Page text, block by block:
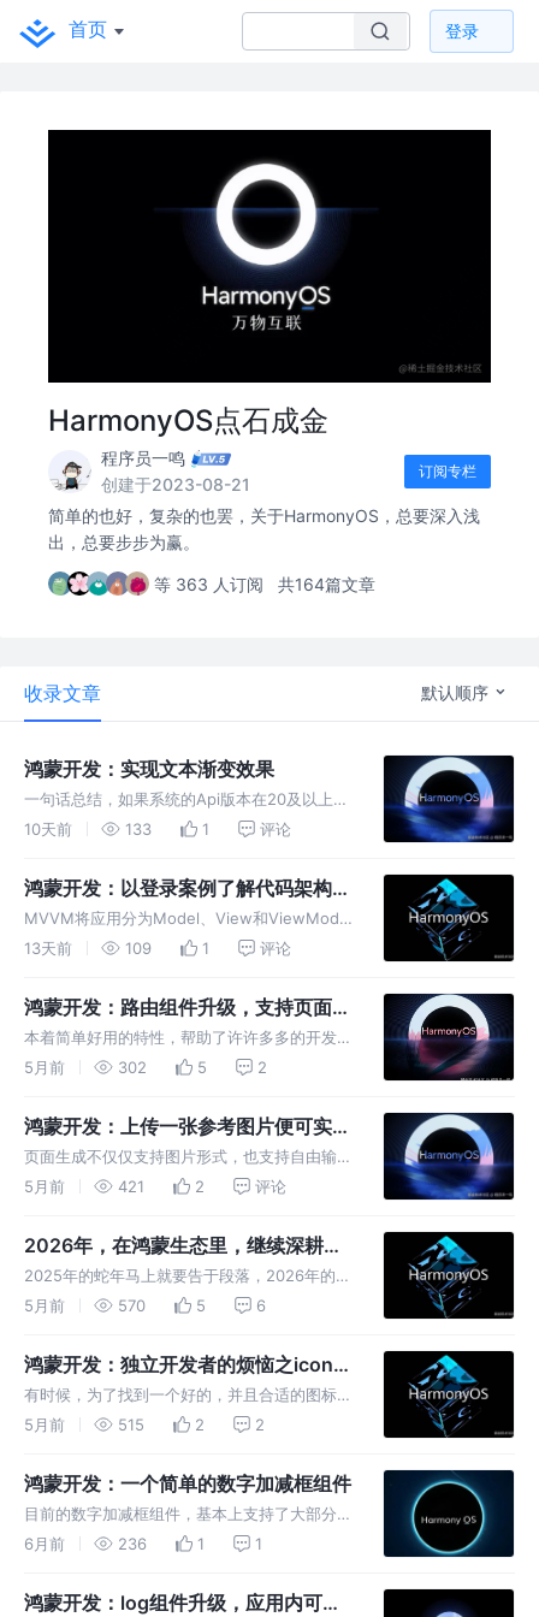
首页 登录
HarmonyOS点石成金
程序员一鸣
创建于2023-08-21
订阅专栏
简单的也好，复杂的也罢，关于HarmonyOS，总要深入浅
出，总要步步为赢。
等 363 人订阅 共164篇文章
收录文章 默认顺序
鸿蒙开发：实现文本渐变效果
一句话总结，如果系统的Api版本在20及以上，
直接使用shaderStyle属性来实现，如果相兼容
linearGradient，通过离屏渲染裁切出文字形状
10天前 133 1 评论
鸿蒙开发：以登录案例了解代码架构
MVVM
MVVM将应用分为Model、View和ViewModel
三个核心部分，实现数据、视图与逻辑的分离。
新，无需手动处理，从而高效管理数据和视图的
绑定与更新。
13天前 109 1 评论
鸿蒙开发：路由组件升级，支持页面一
键创建
本着简单好用的特性，帮助了许许多多的开发
者，如今，我又对其做了定向的优化，除了支持
能力。
5月前 302 5 2
鸿蒙开发：上传一张参考图片便可实现
页面功能
页面生成不仅仅支持图片形式，也支持自由输
入，模块创建形式，虽然目前官方针对页面生
垂域的页面，但是非此领域的页面，也是可以生
成的，可能就是最后的UI的还原度不是
5月前 421 2 评论
2026年，在鸿蒙生态里，继续深耕自
己
2025年的蛇年马上就要告于段落，2026年的马
年正在挥挥招手，希望到来年的今天，四个方向
作为主，闲暇时光去完成这些flag，最后提前祝
大家马年大吉，工作顺利
5月前 570 5 6
鸿蒙开发：独立开发者的烦恼之icon图
标选择
有时候，为了找到一个好的，并且合适的图标，
需要花费很长的时间，为了让后续的开发者少走
道，希望可以帮助到大家。
5月前 515 2 2
鸿蒙开发：一个简单的数字加减框组件
目前的数字加减框组件，基本上支持了大部分的
常见场景，本身实现起来也不复杂，有需要的同
6月前 236 1 1
鸿蒙开发：log组件升级，应用内可查